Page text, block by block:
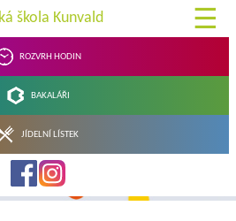
škola Kunvald
Rozvrh hodin
Bakaláři
Jídelní lístek
☰